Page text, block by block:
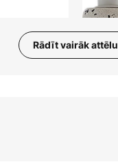
Rādīt vairāk attēlu